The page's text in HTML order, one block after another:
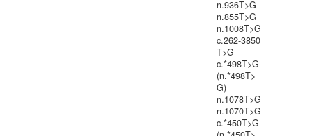
n.936T>G
n.855T>G
n.1008T>G
c.262-3850
T>G
c.*498T>G
(n.*498T>
G)
n.1078T>G
n.1070T>G
c.*450T>G